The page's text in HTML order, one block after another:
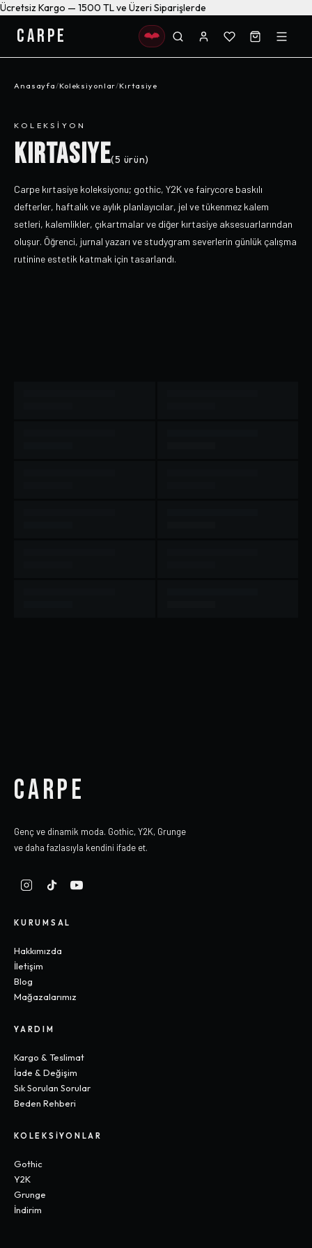
Ücretsiz Kargo — 1500 TL ve Üzeri Siparişlerde
CARPE
Anasayfa/Koleksiyonlar/Kırtasiye
KOLEKSIYON
KIRTASIYE(5 ürün)
Carpe kırtasiye koleksiyonu; gothic, Y2K ve fairycore baskılı
defterler, haftalık ve aylık planlayıcılar, jel ve tükenmez kalem
setleri, kalemlikler, çıkartmalar ve diğer kırtasiye aksesuarlarından
oluşur. Öğrenci, jurnal yazarı ve studygram severlerin günlük çalışma
rutinine estetik katmak için tasarlandı.
CARPE
Genç ve dinamik moda. Gothic, Y2K, Grunge
ve daha fazlasıyla kendini ifade et.
KURUMSAL
Hakkımızda
İletişim
Blog
Mağazalarımız
YARDIM
Kargo & Teslimat
İade & Değişim
Sık Sorulan Sorular
Beden Rehberi
KOLEKSIYONLAR
Gothic
Y2K
Grunge
İndirim